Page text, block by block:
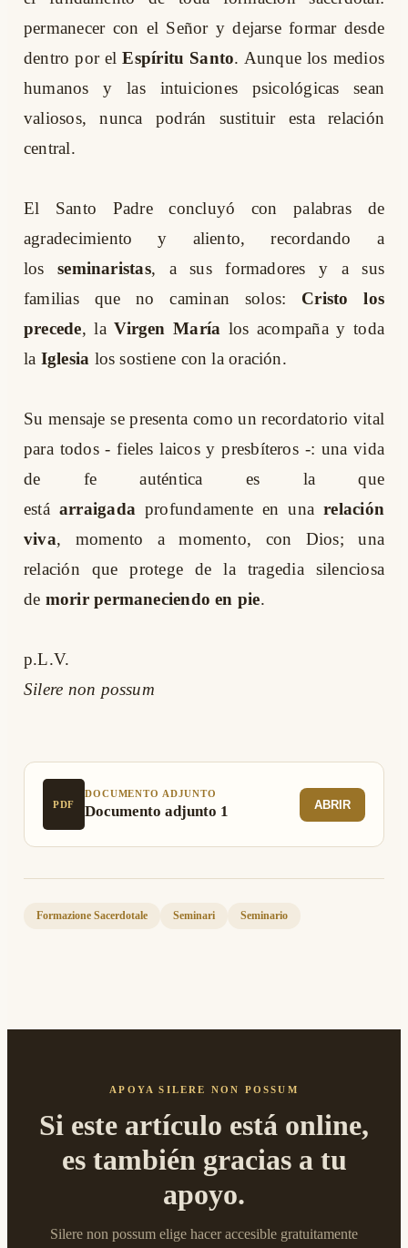
permanecer con el Señor y dejarse formar desde
dentro por el Espíritu Santo. Aunque los medios
humanos y las intuiciones psicológicas sean
valiosos, nunca podrán sustituir esta relación
central.
El Santo Padre concluyó con palabras de
agradecimiento y aliento, recordando a
los
seminaristas, a sus formadores y a sus
familias que no caminan solos:
Cristo los
precede, la Virgen María los acompaña y toda
la Iglesia los sostiene con la oración.
Su mensaje se presenta como un recordatorio vital
para todos - fieles laicos y presbíteros -: una vida
de fe auténtica es la que
está arraigada profundamente en una relación
viva, momento a momento, con Dios; una
relación que protege de la tragedia silenciosa
de morir permaneciendo en pie.
p .L.V.
Silere non possum
PDF
DOCUMENTO ADJUNTO
Documento adjunto 1 ABRIR
Formazione Sacerdotale Seminari Seminario
APOYA SILERE NON POSSUM
Si este artículo está online,
es también gracias a tu
apoyo.
Silere non possum elige hacer accesible gratuitamente